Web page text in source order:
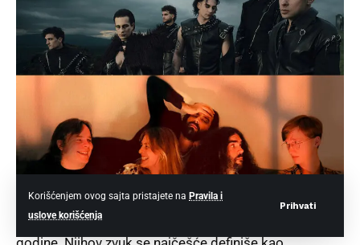
Korišćenjem ovog sajta pristajete na Pravila i
uslove korišćenja
Prihvati
Bohemija – nove rok tendencije
Bohemijaje muzička grupa iz Niša, osnovana 2014.